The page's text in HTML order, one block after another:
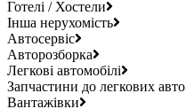
Готелі / Хостели
Інша нерухомість
Автосервіс
Авторозборка
Легкові автомобілі
Запчастини до легкових авто
Вантажівки